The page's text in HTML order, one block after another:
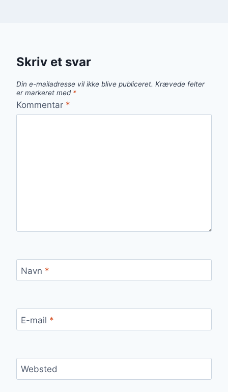
Skriv et svar
Din e-mailadresse vil ikke blive publiceret. Krævede felter
er markeret med *
Kommentar *
Navn *
E-mail *
Websted